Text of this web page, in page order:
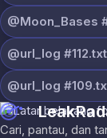
@Moon_Bases
@url_log #112.txt
@url_log
Cari, pantau, dan